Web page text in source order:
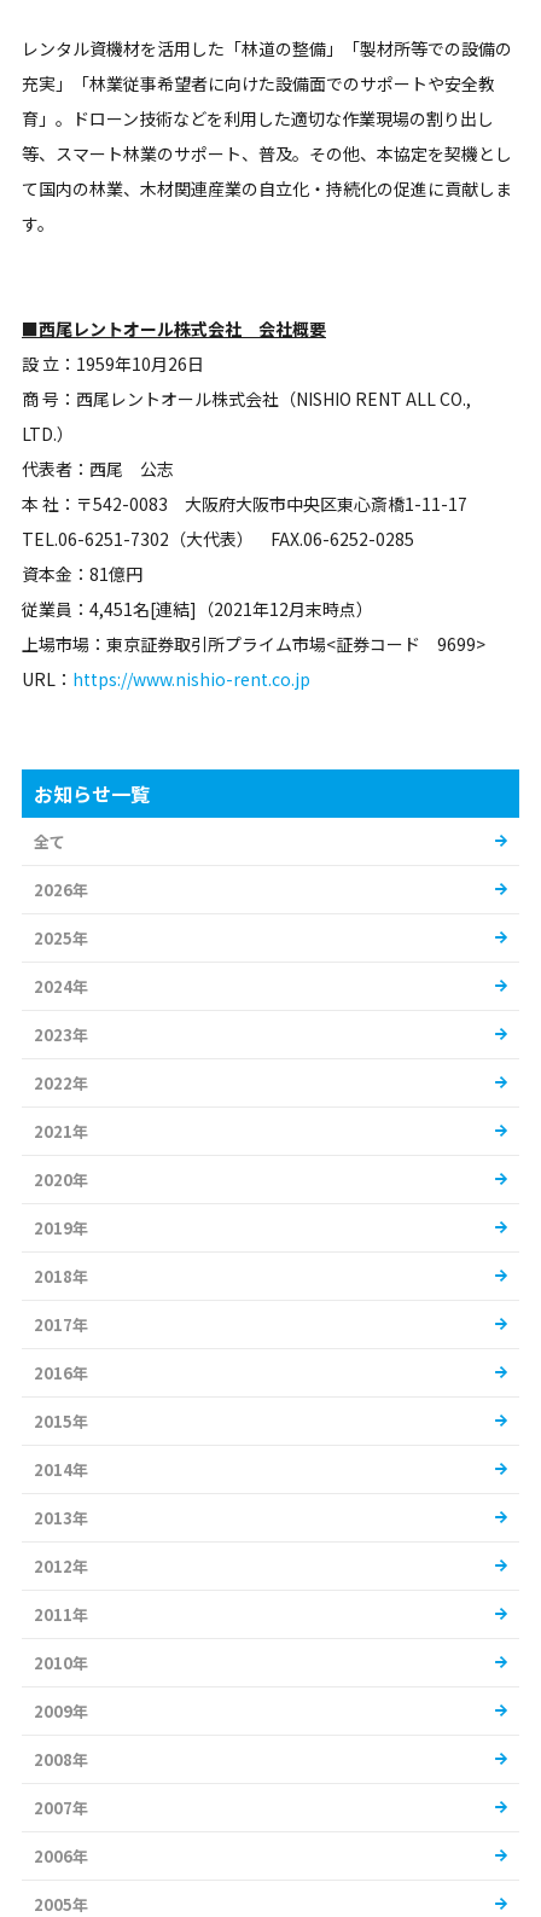
レンタル資機材を活用した「林道の整備」「製材所等での設備の
充実」「林業従事希望者に向けた設備面でのサポートや安全教
育」。ドローン技術などを利用した適切な作業現場の割り出し
等、スマート林業のサポート、普及。その他、本協定を契機とし
て国内の林業、木材関連産業の自立化・持続化の促進に貢献しま
す。
■西尾レントオール株式会社 会社概要
設 立：1959年10月26日
商 号：西尾レントオール株式会社（NISHIO RENT ALL CO.,
LTD.）
代表者：西尾 公志
本 社：〒542-0083 大阪府大阪市中央区東心斎橋1-11-17
TEL.06-6251-7302（大代表） FAX.06-6252-0285
資本金：81億円
従業員：4,451名[連結]（2021年12月末時点）
上場市場：東京証券取引所プライム市場<証券コード 9699>
URL： https://www.nishio-rent.co.jp
お知らせ一覧
全て
2026年
2025年
2024年
2023年
2022年
2021年
2020年
2019年
2018年
2017年
2016年
2015年
2014年
2013年
2012年
2011年
2010年
2009年
2008年
2007年
2006年
2005年